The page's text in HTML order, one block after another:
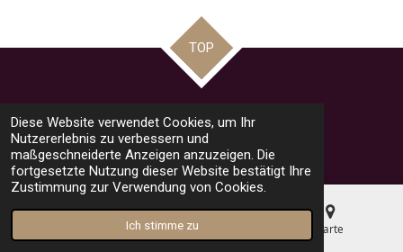
Diese Website verwendet Cookies, um Ihr
Nutzererlebnis zu verbessern und
maßgeschneiderte Anzeigen anzuzeigen. Die
fortgesetzte Nutzung dieser Website bestätigt Ihre
Zustimmung zur Verwendung von Cookies.
Ich stimme zu
TOP
© 2023 - 2026 road racing news by Mario
Mit Unterstützung von Webador
Telefon Karte